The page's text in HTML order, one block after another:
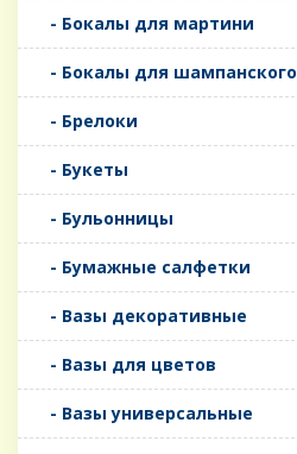
- Бокалы для мартини
- Бокалы для шампанского
- Брелоки
- Букеты
- Бульонницы
- Бумажные салфетки
- Вазы декоративные
- Вазы для цветов
- Вазы универсальные